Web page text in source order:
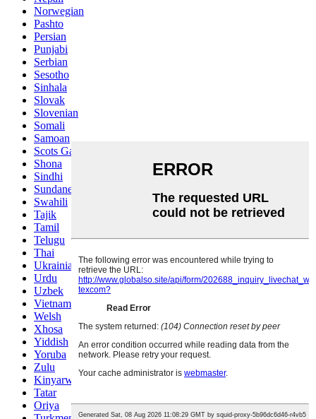
Norwegian
Pashto
Persian
Punjabi
Serbian
Sesotho
Sinhala
Slovak
Slovenian
Somali
Samoan
Scots Gaelic
Shona
Sindhi
Sundanese
Swahili
Tajik
Tamil
Telugu
Thai
Ukrainian
Urdu
Uzbek
Vietnamese
Welsh
Xhosa
Yiddish
Yoruba
Zulu
Kinyarwanda
Tatar
Oriya